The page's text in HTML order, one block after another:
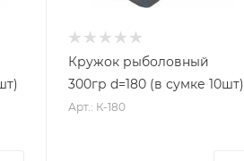
Кружок рыболовный
300гр d=180 (в сумке 10шт)
Арт.: К-180